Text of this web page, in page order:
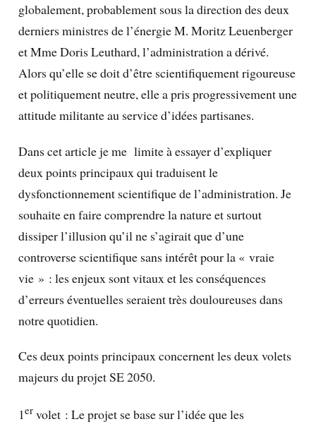
globalement, probablement sous la direction des deux
derniers ministres de l’énergie M. Moritz Leuenberger
et Mme Doris Leuthard, l’administration a dérivé.
Alors qu’elle se doit d’être scientifiquement rigoureuse
et politiquement neutre, elle a pris progressivement une
attitude militante au service d’idées partisanes.
Dans cet article je me limite à essayer d’expliquer
deux points principaux qui traduisent le
dysfonctionnement scientifique de l’administration. Je
souhaite en faire comprendre la nature et surtout
dissiper l’illusion qu’il ne s’agirait que d’une
controverse scientifique sans intérêt pour la « vraie
vie » : les enjeux sont vitaux et les conséquences
d’erreurs éventuelles seraient très douloureuses dans
notre quotidien.
Ces deux points principaux concernent les deux volets
majeurs du projet SE 2050.
1ervolet : Le projet se base sur l’idée que les